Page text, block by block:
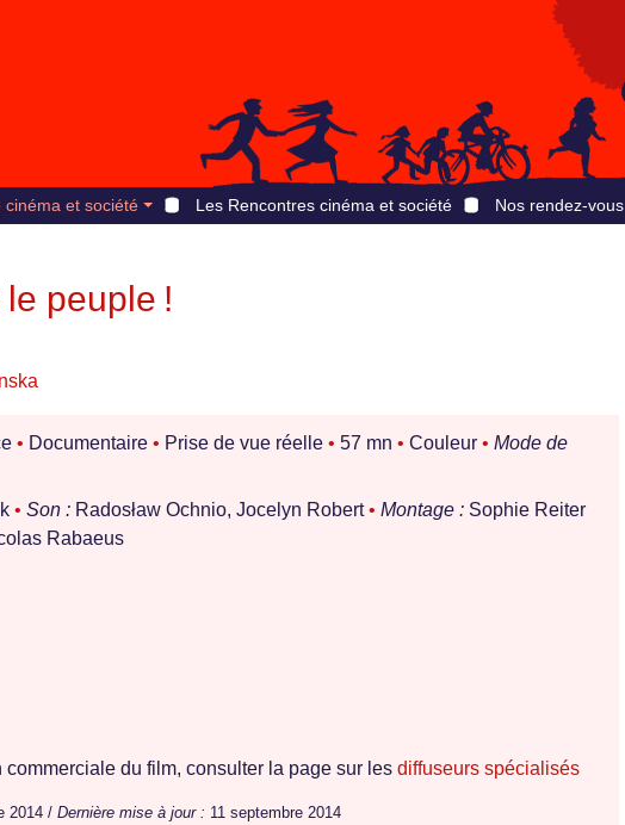
cinéma et société Les Rencontres cinéma et société Nos rendez-vous
peuple !
• Documentaire • Prise de vue réelle • 57 mn • Couleur • Mode de
• Son : Radosław Ochnio, Jocelyn Robert• Montage : Sophie Reiter
Rabaeus
commerciale du film, consulter la page sur les diffuseurs spécialisés
2014 / Dernière mise à jour : 11 septembre 2014